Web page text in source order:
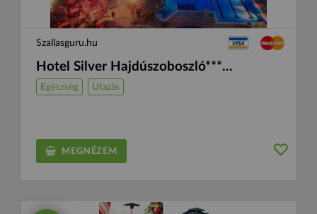
Szallasguru.hu
Hotel Silver Hajdúszoboszló***...
Egészség Utazás
MEGNÉZEM